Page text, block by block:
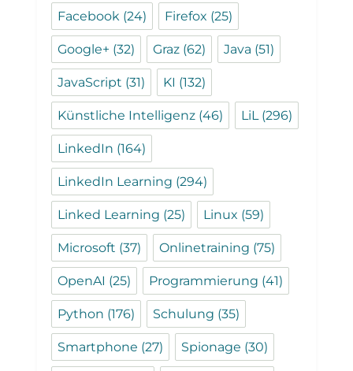
Facebook (24) Firefox (25)
Google+ (32) Graz (62) Java (51)
JavaScript (31) KI (132)
Künstliche Intelligenz (46) LiL(296)
LinkedIn (164)
LinkedIn Learning (294)
Linked Learning (25) Linux (59)
Microsoft (37) Onlinetraining (75)
OpenAI (25) Programmierung (41)
Python (176) Schulung (35)
Smartphone (27) Spionage (30)